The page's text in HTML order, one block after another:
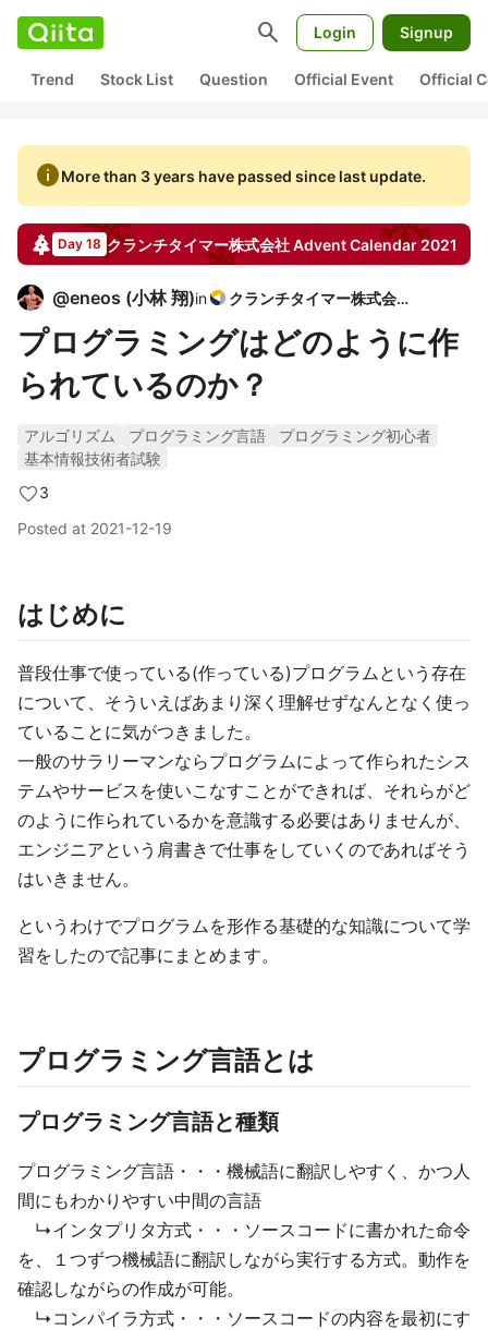
search Login Signup
Trend Stock List Question Official Event Official
infoMore than 3 years have passed since last update.
Day 18 クランチタイマー株式会社Advent Calendar2021
@eneos (小林 翔)in クランチタイマー株式会社
プログラミングはどのように作
られているのか？
アルゴリズム プログラミング言語
プログラミング初心者
基本情報技術者試験
3
Posted at 2021-12-19
はじめに
普段仕事で使っている(作っている)プログラムという存在
について、そういえばあまり深く理解せずなんとなく使っ
ていることに気がつきました。
一般のサラリーマンならプログラムによって作られたシス
テムやサービスを使いこなすことができれば、それらがど
のように作られているかを意識する必要はありませんが、
エンジニアという肩書きで仕事をしていくのであればそう
はいきません。
というわけでプログラムを形作る基礎的な知識について学
習をしたので記事にまとめます。
プログラミング言語とは
プログラミング言語と種類
プログラミング言語・・・機械語に翻訳しやすく、かつ人
間にもわかりやすい中間の言語
↳インタプリタ方式・・・ソースコードに書かれた命令
を、１つずつ機械語に翻訳しながら実行する方式。動作を
確認しながらの作成が可能。
↳コンパイラ方式・・・ソースコードの内容を最初にす